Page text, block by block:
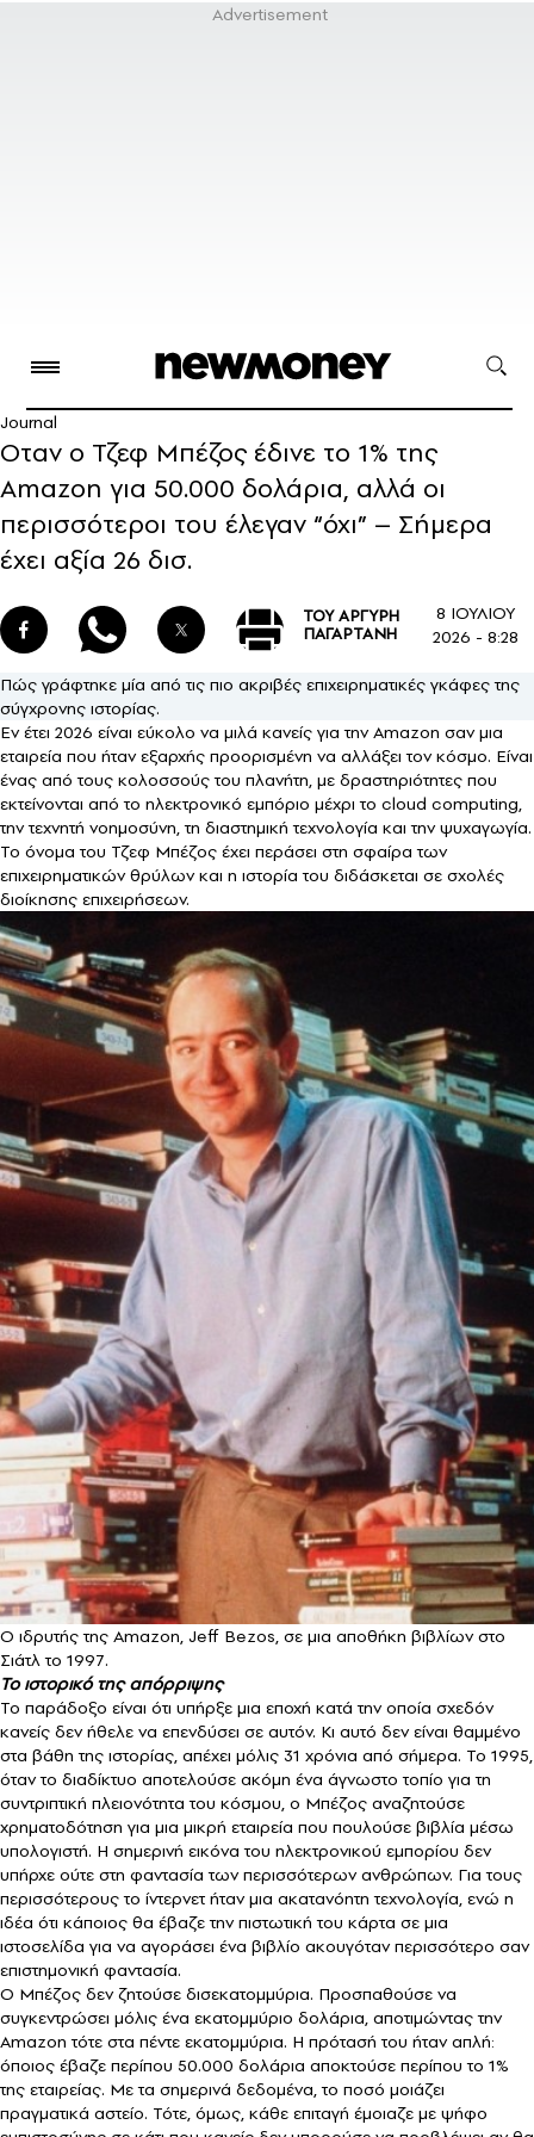
Journal
Οταν ο Τζεφ Μπέζος έδινε το 1% της
Amazon για 50.000 δολάρια, αλλά οι
περισσότεροι του έλεγαν “όχι” – Σήμερα
έχει αξία 26 δισ.
ΤΟΥ ΑΡΓΥΡΗ
ΠΑΓΑΡΤΑΝΗ
8 ΙΟΥΛΙΟΥ
2026 - 8:28
Πώς γράφτηκε μία από τις πιο ακριβές επιχειρηματικές γκάφες της
σύγχρονης ιστορίας.
Εν έτει 2026 είναι εύκολο να μιλά κανείς για την Amazon σαν μια
εταιρεία που ήταν εξαρχής προορισμένη να αλλάξει τον κόσμο. Είναι
ένας από τους κολοσσούς του πλανήτη, με δραστηριότητες που
εκτείνονται από το ηλεκτρονικό εμπόριο μέχρι το cloud computing,
την τεχνητή νοημοσύνη, τη διαστημική τεχνολογία και την ψυχαγωγία.
Το όνομα του Τζεφ Μπέζος έχει περάσει στη σφαίρα των
επιχειρηματικών θρύλων και η ιστορία του διδάσκεται σε σχολές
διοίκησης επιχειρήσεων.
O ιδρυτής της Amazon, Jeff Bezos, σε μια αποθήκη βιβλίων στο
Σιάτλ το 1997.
Το ιστορικό της απόρριψης
Το παράδοξο είναι ότι υπήρξε μια εποχή κατά την οποία σχεδόν
κανείς δεν ήθελε να επενδύσει σε αυτόν. Κι αυτό δεν είναι θαμμένο
στα βάθη της ιστορίας, απέχει μόλις 31 χρόνια από σήμερα. Το 1995,
όταν το διαδίκτυο αποτελούσε ακόμη ένα άγνωστο τοπίο για τη
συντριπτική πλειονότητα του κόσμου, ο Μπέζος αναζητούσε
χρηματοδότηση για μια μικρή εταιρεία που πουλούσε βιβλία μέσω
υπολογιστή. Η σημερινή εικόνα του ηλεκτρονικού εμπορίου δεν
υπήρχε ούτε στη φαντασία των περισσότερων ανθρώπων. Για τους
περισσότερους το ίντερνετ ήταν μια ακατανόητη τεχνολογία, ενώ η
ιδέα ότι κάποιος θα έβαζε την πιστωτική του κάρτα σε μια
ιστοσελίδα για να αγοράσει ένα βιβλίο ακουγόταν περισσότερο σαν
επιστημονική φαντασία.
Ο Μπέζος δεν ζητούσε δισεκατομμύρια. Προσπαθούσε να
συγκεντρώσει μόλις ένα εκατομμύριο δολάρια, αποτιμώντας την
Amazon τότε στα πέντε εκατομμύρια. Η πρότασή του ήταν απλή:
όποιος έβαζε περίπου 50.000 δολάρια αποκτούσε περίπου το 1%
της εταιρείας. Με τα σημερινά δεδομένα, το ποσό μοιάζει
πραγματικά αστείο. Τότε, όμως, κάθε επιταγή έμοιαζε με ψήφο